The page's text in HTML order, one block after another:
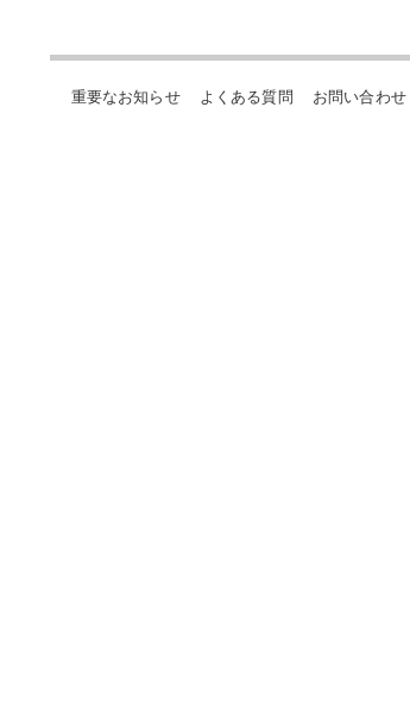
重要なお知らせ よくある質問 お問い合わせ